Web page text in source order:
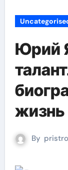
Юрий
жизнь
By